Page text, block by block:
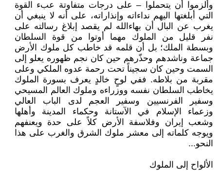
وألزموا أن يتحملوا – على درجات متفاوتة عبء القوة
التي أبلغتها اليهم نداءاته وإنذاراته، على أنه لا ينبغي أن
يغرب عن البال أن بهاءالله لم يقصد إبلاغ رسالته على
نفر قليل من الملوك مهما أوتوا من قوة السلطان
وبسطة الملك؛ بل أن قلمه قد خاطب كل ملوك الأرض
جماعة وناشدهم وحذّرهم حين كان نجم ظهوره يعلو إلى
السمت وحين كان سجيناً تحت رحمة عدوه الملكي وعلى
مقربة من بلاطه. ففي لوحٍ خالدٍ يعرف بسورة الملوك
يخاطب السلطان نفسه ووزراءه وملوك العالم المسيحي
وسفير الفرنسيين وسفير العجم لدى الباب العالي
وزعماء الإسلام في الآستانة وحكماء المدينة وأهلها
وشعب إيران وفلاسفة الأرض كلاً على حدة ويعنفهم
ويوجه كلماته إلى معشر ملوك الشرق والغرب على هذا
النحو...
الألواح إلى الملوك